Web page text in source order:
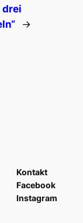
drei
→
Kontakt
Facebook
Instagram